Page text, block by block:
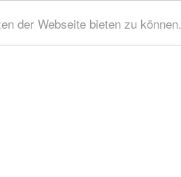
der Webseite bieten zu können.